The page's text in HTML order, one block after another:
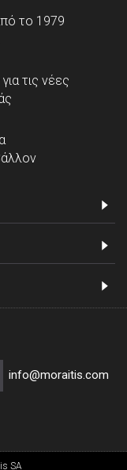
το 1979
τις νέες
info@moraitis.com
SA